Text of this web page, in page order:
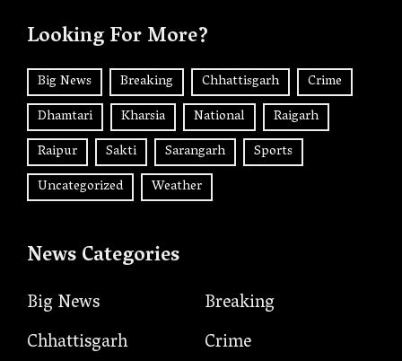
Looking For More?
Big News Breaking Chhattisgarh
Crime
Dhamtari
Kharsia National
Raigarh
Raipur
Sakti Sarangarh
Sports
Uncategorized
Weather
News Categories
Big News
Breaking
Chhattisgarh
Crime